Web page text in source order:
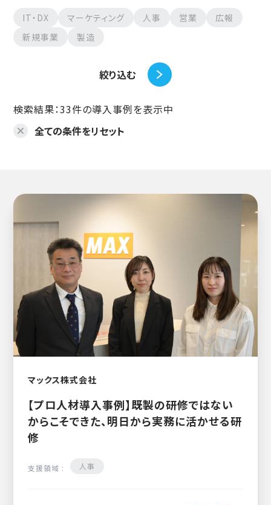
IT・DX マーケティング 人事 営業
広報
新規事業
製造
絞り込む
検索結果：33件の導入事例を表示中
全ての条件をリセット
マックス株式会社
【プロ人材導入事例】既製の研修ではない
からこそできた、明日から実務に活かせる研
修
支援領域 : 人事